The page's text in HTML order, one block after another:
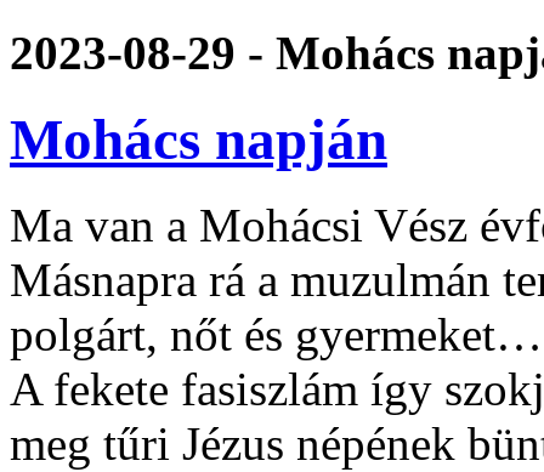
2023-08-29 - Mohács
Mohács napján
Ma van a Mohácsi Vész
Másnapra rá a muzulmán
polgárt, nőt és gyermeket…
A fekete fasiszlám így
meg tűri Jézus népének